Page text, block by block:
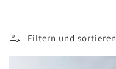
Filtern und sortieren